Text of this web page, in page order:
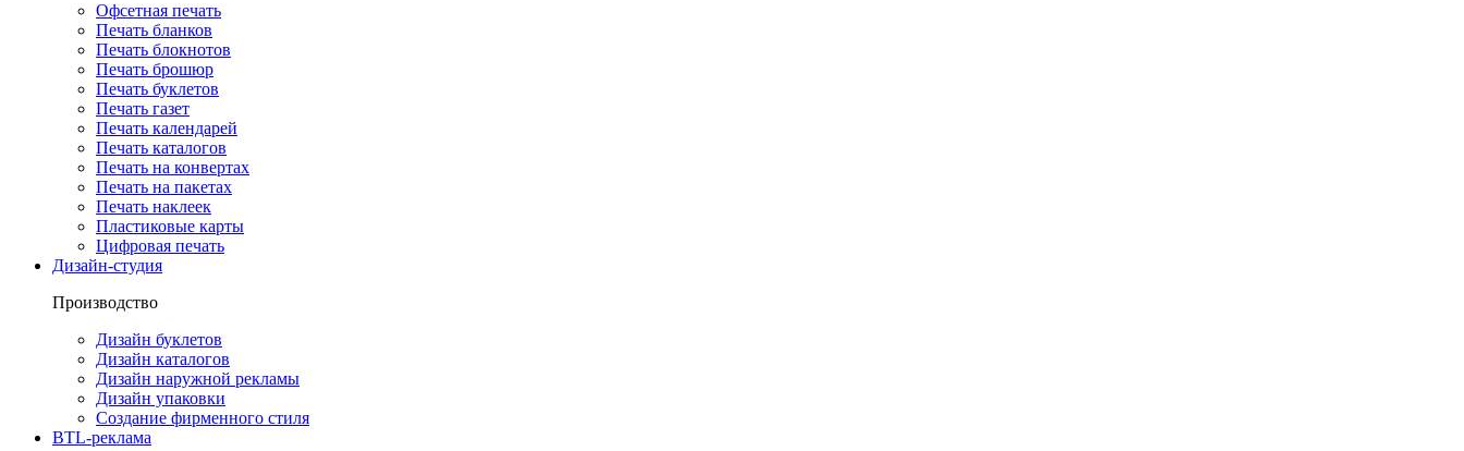
Офсетная печать
Печать бланков
Печать блокнотов
Печать брошюр
Печать буклетов
Печать газет
Печать календарей
Печать каталогов
Печать на конвертах
Печать на пакетах
Печать наклеек
Пластиковые карты
Цифровая печать
Дизайн-студия
Производство
Дизайн буклетов
Дизайн каталогов
Дизайн наружной рекламы
Дизайн упаковки
Создание фирменного стиля
BTL-реклама